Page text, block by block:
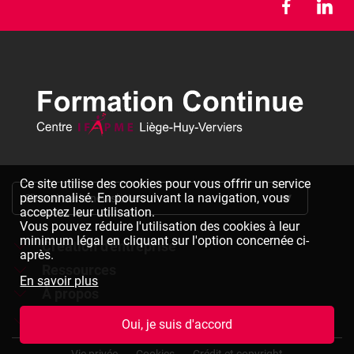
Ce site utilise des cookies pour vous offrir un service
personnalisé. En poursuivant la navigation, vous
acceptez leur utilisation.
Vous pouvez réduire l'utilisation des cookies à leur
minimum légal en cliquant sur l'option concernée ci-
après.
En savoir plus
Oui, je suis d'accord
S'inscrire à la newsletter
Création d'entreprise
Formations à la création d'entreprise
Chèques formation à la création d'entreprise
Bulletin d'inscription à télécharger
Le centre IFAPME Liège-Huy-Verviers
Pied